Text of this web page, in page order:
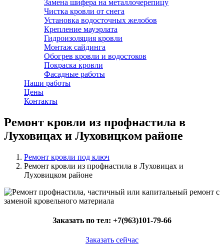
Замена шифера на металлочерепицу
Чистка кровли от снега
Установка водосточных желобов
Крепление мауэрлата
Гидроизоляция кровли
Монтаж сайдинга
Обогрев кровли и водостоков
Покраска кровли
Фасадные работы
Наши работы
Цены
Контакты
Ремонт кровли из профнастила в
Луховицах и Луховицком районе
Ремонт кровли под ключ
Ремонт кровли из профнастила в Луховицах и
Луховицком районе
Заказать по тел: +7(963)101-79-66
Заказать сейчас